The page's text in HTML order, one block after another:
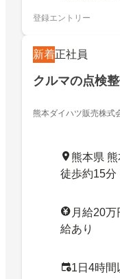
登録エントリー
新着正社員
クルマの点検
熊本ダイハツ販売株式
熊本県
徒歩約15分
月給20
給あり
1日4時間